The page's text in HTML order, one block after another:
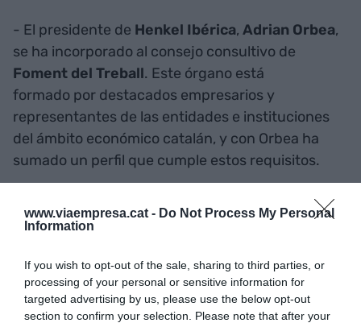
www.viaempresa.cat - Do Not Process My Personal
Information
If you wish to opt-out of the sale, sharing to third parties, or
processing of your personal or sensitive information for
targeted advertising by us, please use the below opt-out
section to confirm your selection. Please note that after your
- El presidente de Henkel Ibérica, Adrian Orbea,
se ha incorporado al consejo consultivo de
Foment del Treball. Este órgano está
formado por destacados empresarios y
representantes de las entidades e instituciones
del ámbito económico catalán, y con Orbea ha
sumado un perfil que cumple estos requisitos.
SI QUIERES SABER MÁS